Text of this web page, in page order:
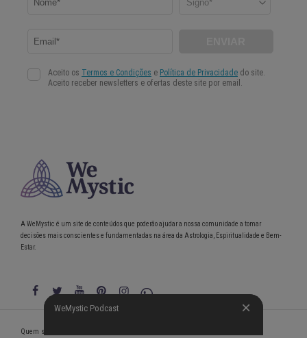
WeMystic Podcast
A WeMystic é um site de conteúdos que poderão ajudar a nossa comunidade a tomar
decisões mais conscientes e fundamentadas na área da Astrologia, Espiritualidade e Bem-
Estar.
WeMystic Podcast
Quem somos